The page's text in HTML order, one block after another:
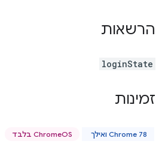
הרשאות
loginState
זמינות
Chrome 78 ואילך ChromeOS בלבד